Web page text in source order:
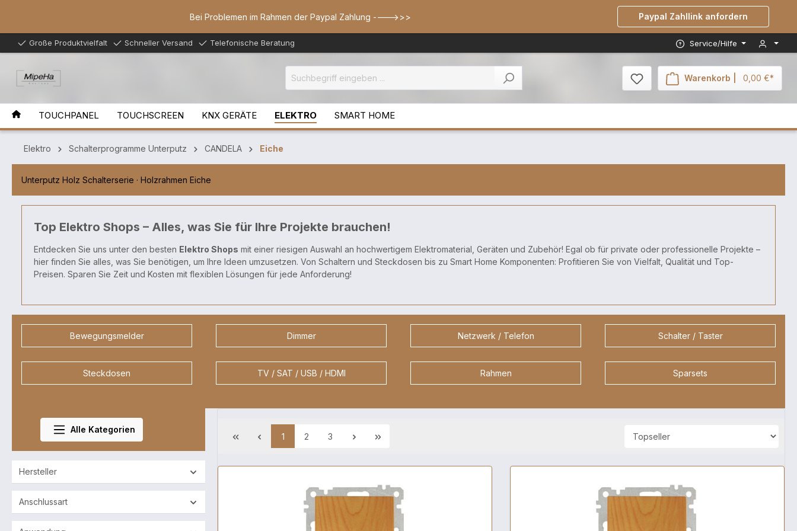
Bei Problemen im Rahmen der Paypal Zahlung ---->>> Paypal Zahllink anfordern
Große Produktvielfalt Schneller Versand Telefonische Beratung Service/Hilfe
Warenkorb | 0,00 €*
TOUCHPANEL TOUCHSCREEN KNX GERÄTE ELEKTRO SMART HOME
Elektro Schalterprogramme Unterputz CANDELA Eiche
Unterputz Holz Schalterserie · Holzrahmen Eiche
Top Elektro Shops – Alles, was Sie für Ihre Projekte brauchen!
Entdecken Sie uns unter den besten Elektro Shops mit einer riesigen Auswahl an hochwertigem Elektromaterial, Geräten und Zubehör! Egal ob für private oder professionelle Projekte –
hier finden Sie alles, was Sie benötigen, um Ihre Ideen umzusetzen. Von Schaltern und Steckdosen bis zu Smart Home Komponenten: Profitieren Sie von Vielfalt, Qualität und Top-
Preisen. Sparen Sie Zeit und Kosten mit flexiblen Lösungen für jede Anforderung!
Bewegungsmelder Dimmer Netzwerk / Telefon Schalter / Taster
Steckdosen TV / SAT / USB / HDMI Rahmen Sparsets
Alle Kategorien
Hersteller
Anschlussart
1 2 3